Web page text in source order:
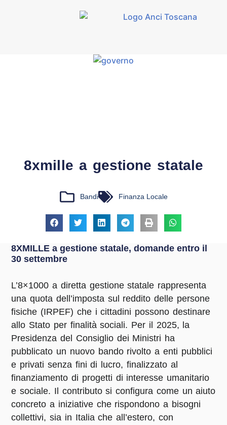
8xmille a gestione statale
Bandi Finanza Locale
8XMILLE a gestione statale, domande entro il
30 settembre
L’8×1000 a diretta gestione statale rappresenta
una quota dell’imposta sul reddito delle persone
fisiche (IRPEF) che i cittadini possono destinare
allo Stato per finalità sociali. Per il 2025, la
Presidenza del Consiglio dei Ministri ha
pubblicato un nuovo bando rivolto a enti pubblici
e privati senza fini di lucro, finalizzato al
finanziamento di progetti di interesse umanitario
e sociale. Il contributo si configura come un aiuto
concreto a iniziative che rispondono a bisogni
collettivi, sia in Italia che all’estero, con